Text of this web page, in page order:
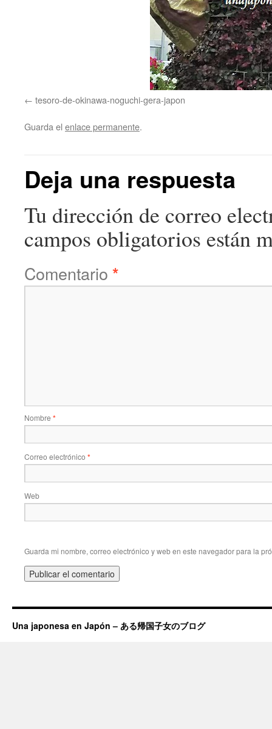
tesoro-de-okinawa-noguchi-gera-japon
Guarda el enlace permanente.
Deja una respuesta
Tu dirección de correo
campos obligatorios están
Comentario *
Nombre *
Correo electrónico *
Web
Guarda mi nombre, correo electrónico y web en este navegador para la
Una japonesa en Japón – ある帰国子女のブログ